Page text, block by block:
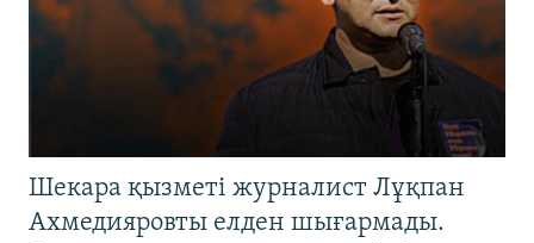
Шекара қызметі журналист Лұқпан
Ахмедияровты елден шығармады.